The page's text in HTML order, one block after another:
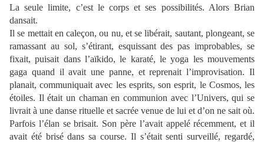
La seule limite, c’est le corps et ses possibilités. Alors Brian
dansait.
Il se mettait en caleçon, ou nu, et se libérait, sautant, plongeant, se
ramassant au sol, s’étirant, esquissant des pas improbables, se
fixait, puisait dans l’aïkido, le karaté, le yoga les mouvements
gaga quand il avait une panne, et reprenait l’improvisation. Il
planait, communiquait avec les esprits, son esprit, le Cosmos, les
étoiles. Il était un chaman en communion avec l’Univers, qui se
livrait à une danse rituelle et sacrée venue de lui et d’on ne sait où.
Parfois l’élan se brisait. Son père l’avait appelé récemment, et il
avait été brisé dans sa course. Il s’était senti surveillé, regardé,